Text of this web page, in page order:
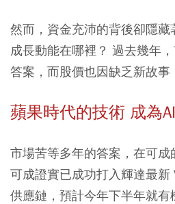
然而，資金充沛的背後卻隱
成長動能在哪裡？ 過去幾年
答案，而股價也因缺乏新故事
蘋果時代的技術 成為
市場苦等多年的答案，在可成
可成證實已成功打入輝達最新
供應鏈，預計今年下半年就有